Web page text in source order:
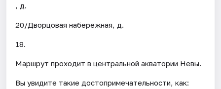
, д.
20/Дворцовая набережная, д.
18.
Маршрут проходит в центральной акватории Невы.
Вы увидите такие достопримечательности, как: